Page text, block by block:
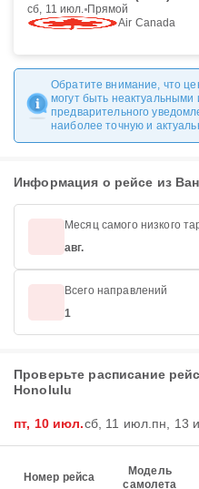
сб, 11 июл. Прямой
Air Canada
Обратите внимание, что
могут быть
предварительного
наиболее точную и
Информация о рейсе из
Месяц самого низкого
авг.
Всего направлений
1
Проверьте расписание
Honolulu
пт, 10 июл.сб, 11 июл. пн, 13
Номер рейса
Модель
самолета